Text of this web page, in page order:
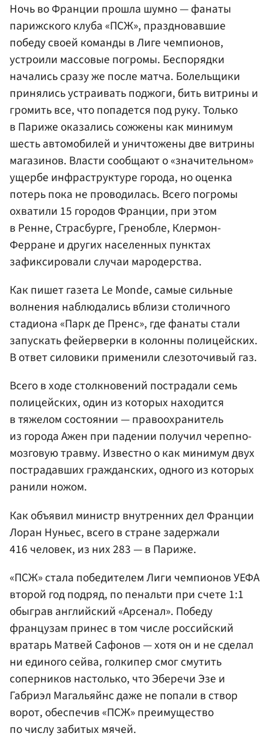
Ночь во Франции прошла шумно — фанаты
парижского клуба «ПСЖ», праздновавшие
победу своей команды в Лиге чемпионов,
устроили массовые погромы. Беспорядки
начались сразу же после матча. Болельщики
принялись устраивать поджоги, бить витрины и
громить все, что попадется под руку. Только
в Париже оказались сожжены как минимум
шесть автомобилей и уничтожены две витрины
магазинов. Власти сообщают о «значительном»
ущербе инфраструктуре города, но оценка
потерь пока не проводилась. Всего погромы
охватили 15 городов Франции, при этом
в Ренне, Страсбурге, Гренобле, Клермон-
Ферране и других населенных пунктах
зафиксировали случаи мародерства.
Как пишет газета Le Monde, самые сильные
волнения наблюдались вблизи столичного
стадиона «Парк де Пренс», где фанаты стали
запускать фейерверки в колонны полицейских.
В ответ силовики применили слезоточивый газ.
Всего в ходе столкновений пострадали семь
полицейских, один из которых находится
в тяжелом состоянии — правоохранитель
из города Ажен при падении получил черепно-
мозговую травму. Известно о как минимум двух
пострадавших гражданских, одного из которых
ранили ножом.
Как объявил министр внутренних дел Франции
Лоран Нуньес, всего в стране задержали
416 человек, из них 283 — в Париже.
«ПСЖ» стала победителем Лиги чемпионов УЕФА
второй год подряд, по пенальти при счете 1:1
обыграв английский «Арсенал». Победу
французам принес в том числе российский
вратарь Матвей Сафонов — хотя он и не сделал
ни единого сейва, голкипер смог смутить
соперников настолько, что Эберечи Эзе и
Габриэл Магальяйнс даже не попали в створ
ворот, обеспечив «ПСЖ» преимущество
по числу забитых мячей.